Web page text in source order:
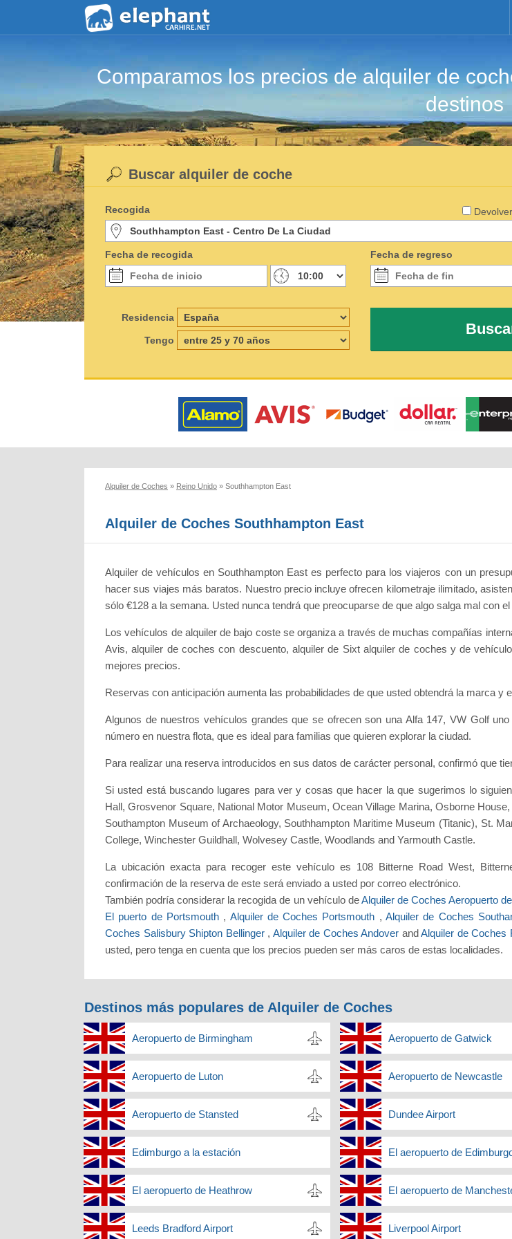
Comparamos los precios de alquiler de
destinos
Buscar alquiler de coche
Recogida
Fecha de recogida Fecha de regreso
Residencia
Tengo
Alquiler de Coches » Reino Unido » Southhampton East
Alquiler de Coches Southhampton East
Alquiler de vehículos en Southhampton East es perfecto para los viajeros con un
hacer sus viajes más baratos. Nuestro precio incluye ofrecen kilometraje ilimitado,
sólo €128 a la semana. Usted nunca tendrá que preocuparse de que algo salga mal con
Los vehículos de alquiler de bajo coste se organiza a través de muchas compañías
Avis, alquiler de coches con descuento, alquiler de Sixt alquiler de coches y de
mejores precios.
Reservas con anticipación aumenta las probabilidades de que usted obtendrá la marca y
Algunos de nuestros vehículos grandes que se ofrecen son una Alfa 147, VW Golf
número en nuestra flota, que es ideal para familias que quieren explorar la ciudad.
Para realizar una reserva introducidos en sus datos de carácter personal, confirmó que
Si usted está buscando lugares para ver y cosas que hacer la que sugerimos lo
Hall, Grosvenor Square, National Motor Museum, Ocean Village Marina, Osborne
Southampton Museum of Archaeology, Southhampton Maritime Museum (Titanic), St.
College, Winchester Guildhall, Wolvesey Castle, Woodlands and Yarmouth Castle.
La ubicación exacta para recoger este vehículo es 108 Bitterne Road West,
confirmación de la reserva de este será enviado a usted por correo electrónico.
También podría considerar la recogida de un vehículo deAlquiler de Coches Aeropuerto
El puerto de Portsmouth , Alquiler de Coches Portsmouth ,Alquiler de Coches
Coches Salisbury Shipton Bellinger , Alquiler de Coches Andover andAlquiler de Coches
usted, pero tenga en cuenta que los precios pueden ser más caros de estas localidades.
Destinos más populares de Alquiler de Coches
Aeropuerto de Birmingham Aeropuerto de Gatwick
Aeropuerto de Luton Aeropuerto de Newcastle
Aeropuerto de Stansted Dundee Airport
Edimburgo a la estación El aeropuerto de
El aeropuerto de Heathrow El aeropuerto de
Leeds Bradford Airport Liverpool Airport